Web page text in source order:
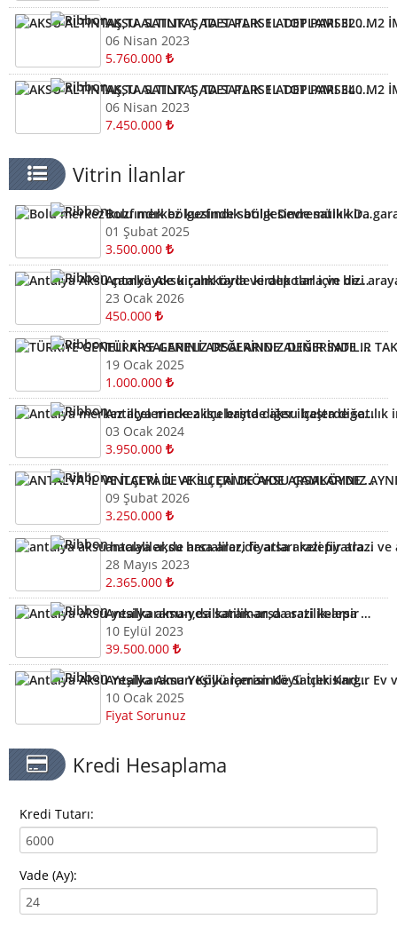
AKSU ALTINTAŞ,TA SATLIK 1 ADET PARSEL TOPLAMI 320 M2 İMARLI ARSA KELEPİR ARSA
06 Nisan 2023
5.760.000
AKSU ALTINTAŞ,TA SATLIK 1 ADET PARSEL TOPLAMI 340 M2 İMARLI ARSA KELEPİR
06 Nisan 2023
7.450.000
Vitrin İlanlar
Bolu merkez kuzfındık bölgesinde satılık Devremülk kira garantili
01 Şubat 2025
3.500.000
Antalya Aksu çamköyde kiralık tarla ve depolar için bizi arayabilirsiniz
23 Ocak 2026
450.000
TÜRKİYE GENELİ ARSALARINIZ DEĞERİNDE ALINIR SATILIR TAKAS EDİLİR ARAYIN YARDIMCI OLALIM
19 Ocak 2025
1.000.000
Antalya merkez ilçelerinde aksu başta diğer ilçelerde satılık imarlı müstail tapulu arsa
03 Ocak 2024
3.950.000
ANTALYA İL VE İLÇERİ DE AKSU ÇAMKÖYDE ARSALARINIZ AYNI GÜN NAKİTE ÇEVRİLİR
09 Şubat 2026
3.250.000
antalya aksu hacıaliler,de arsa arazi fiyatları kelepir arazi ve arsalar
28 Mayıs 2023
2.365.000
Antalya aksu-yesilkaraman,da satilik-arsa arazi kelepir
10 Eylül 2023
39.500.000
Antalya Aksu Yeşilkaraman Köyü İçerisinde Satılık Kargır Ev ve Tarla
10 Ocak 2025
Fiyat Sorunuz
Kredi Hesaplama
Kredi Tutarı:
Vade (Ay):